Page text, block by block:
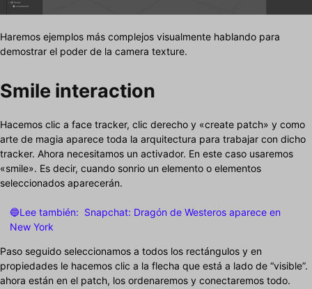
Haremos ejemplos más complejos visualmente hablando para
demostrar el poder de la camera texture.
Smile interaction
Hacemos clic a face tracker, clic derecho y «create patch» y como
arte de magia aparece toda la arquitectura para trabajar con dicho
tracker. Ahora necesitamos un activador. En este caso usaremos
«smile». Es decir, cuando sonrio un elemento o elementos
seleccionados aparecerán.
🔵Lee también: Snapchat: Dragón de Westeros aparece en
New York
Paso seguido seleccionamos a todos los rectángulos y en
propiedades le hacemos clic a la flecha que está a lado de “visible”.
ahora están en el patch, los ordenaremos y conectaremos todo.